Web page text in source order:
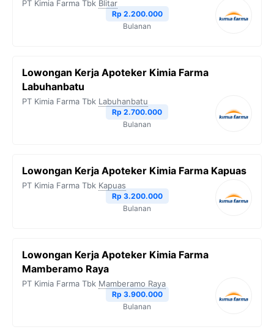
p
n
k
PT Kimia Farma Tbk Blitar
Rp 2.200.000
Bulanan
Lowongan Kerja Apoteker Kimia Farma
Labuhanbatu
PT Kimia Farma Tbk Labuhanbatu
Rp 2.700.000
Bulanan
Lowongan Kerja Apoteker Kimia Farma Kapuas
PT Kimia Farma Tbk Kapuas
Rp 3.200.000
Bulanan
Lowongan Kerja Apoteker Kimia Farma
Mamberamo Raya
PT Kimia Farma Tbk Mamberamo Raya
Rp 3.900.000
Bulanan